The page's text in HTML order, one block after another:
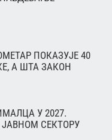
ПОКАЗУЈЕ 40
А ШТА ЗАКОН
У 2027.
СЕКТОРУ